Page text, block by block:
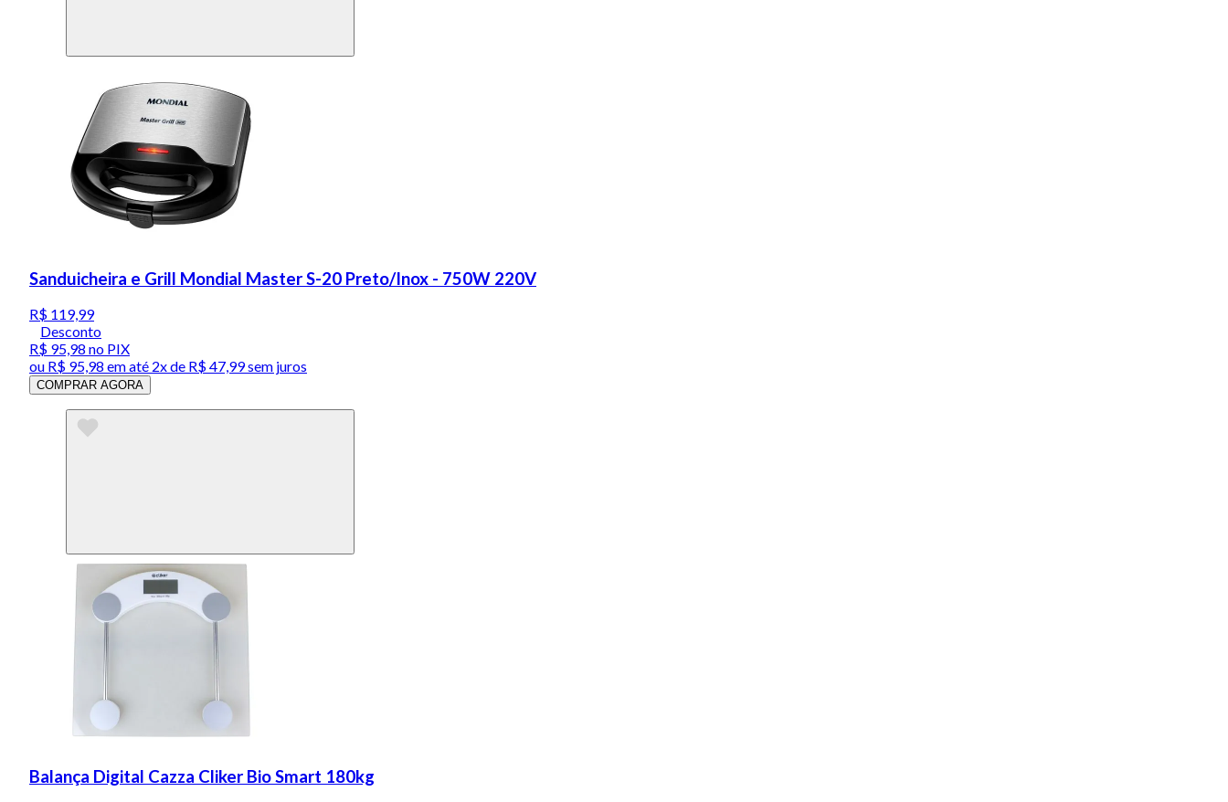
Sanduicheira e Grill Mondial Master S-20 Preto/Inox - 750W 220V
R$ 119,99
Desconto
R$ 95,98 no PIX
ou R$ 95,98 em até 2x de R$ 47,99 sem juros
COMPRAR AGORA
Balança Digital Cazza Cliker Bio Smart 180kg